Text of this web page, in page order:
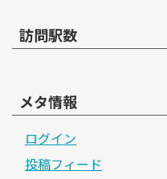
訪問駅数
メタ情報
ログイン
投稿フィード